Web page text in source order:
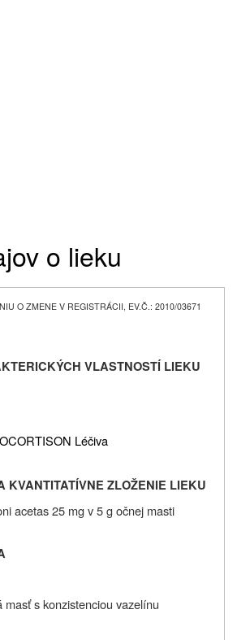
o lieku
O ZMENE V REGISTRÁCII, EV.Č.: 2010/03671
VLASTNOSTÍ LIEKU
Léčiva
KVANTITATÍVNE ZLOŽENIE LIEKU
acetas 25 mg v 5 g očnej masti
masť s konzistenciou vazelínu